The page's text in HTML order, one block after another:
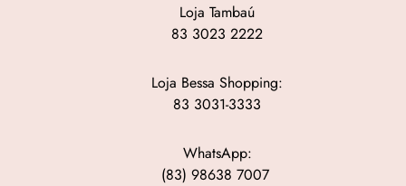
Loja Tambaú
83 3023 2222
Loja Bessa Shopping:
83 3031-3333
WhatsApp:
(83) 98638 7007